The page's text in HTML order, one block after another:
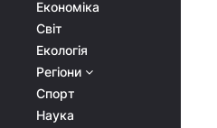
Економіка
Світ
Екологія
Регіони
Спорт
Наука